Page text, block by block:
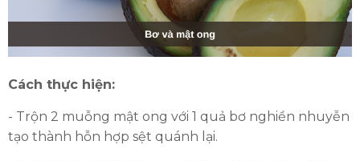
Cách thực hiện:
- Trộn 2 muỗng mật ong với 1 quả bơ nghiền nhuyễn
tạo thành hỗn hợp sệt quánh lại.